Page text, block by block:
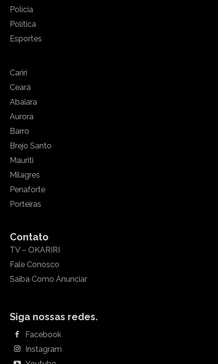
Polícia
Política
Esportes
Cariri
Ceará
Abaiara
Aurora
Barro
Brejo Santo
Mauriti
Milagres
Penaforte
Porteiras
Contato
TV – OKARIRI
Fale Conosco
Saiba Como Anunciar
Siga nossas redes.
Facebook
Instagram